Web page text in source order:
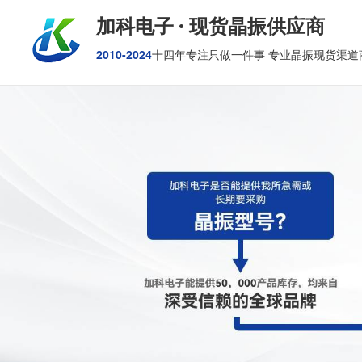
加科电子 · 现货晶振供应商
2010-2024十四年专注只做一件事 专业晶振现货渠道